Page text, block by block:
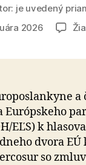
je uvedený
2026
a
Eu­róp­ske­ho
EĽS) k
dvora
so